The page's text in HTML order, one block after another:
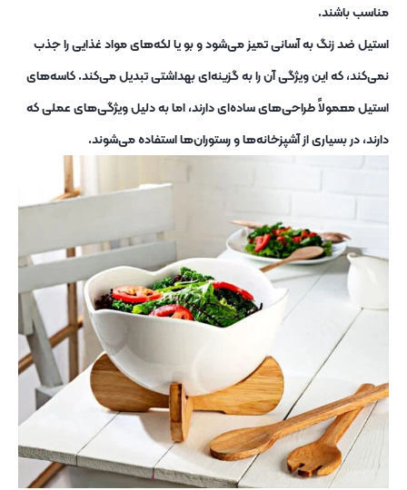
مناسب باشند.
استیل ضد زنگ به آسانی تمیز می‌شود و بو یا لکه‌های مواد غذایی را جذب
نمی‌کند، که این ویژگی آن را به گزینه‌ای بهداشتی تبدیل می‌کند. کاسه‌های
استیل معمولاً طراحی‌های ساده‌ای دارند، اما به دلیل ویژگی‌های عملی که
دارند، در بسیاری از آشپزخانه‌ها و رستوران‌ها استفاده می‌شوند.